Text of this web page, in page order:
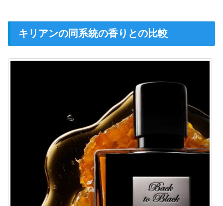
キリアンの同系統の香りとの比較